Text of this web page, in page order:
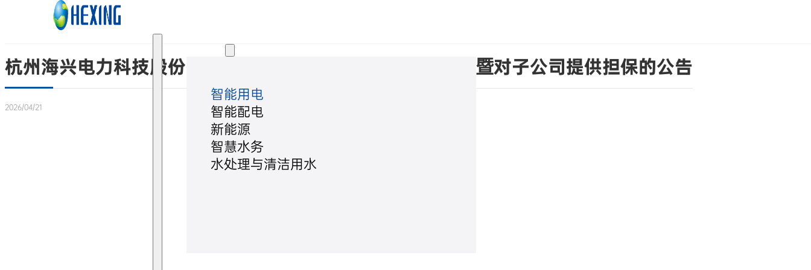
跳转到主要内容 跳转到页脚
智能用电
智能配电
新能源
智慧水务
水处理与清洁用水
杭州海兴电力科技股份有限公司关于公司申请银行授信额度暨对子公司提供担保的公告
2026/04/21